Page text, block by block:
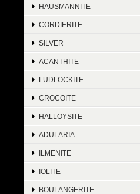
HAUSMANNITE
CORDIERITE
SILVER
ACANTHITE
LUDLOCKITE
CROCOITE
HALLOYSITE
ADULARIA
ILMENITE
IOLITE
BOULANGERITE